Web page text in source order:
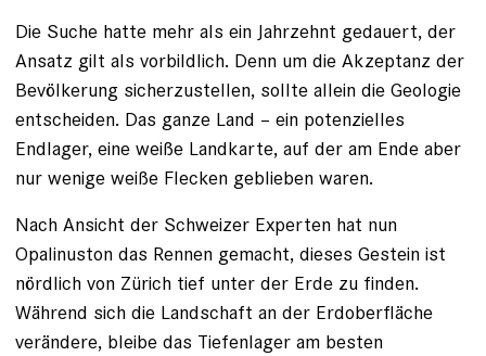
Die Suche hatte mehr als ein Jahrzehnt gedauert, der
Ansatz gilt als vorbildlich. Denn um die Akzeptanz der
Bevölkerung sicherzustellen, sollte allein die Geologie
entscheiden. Das ganze Land – ein potenzielles
Endlager, eine weiße Landkarte, auf der am Ende aber
nur wenige weiße Flecken geblieben waren.
Nach Ansicht der Schweizer Experten hat nun
Opalinuston das Rennen gemacht, dieses Gestein ist
nördlich von Zürich tief unter der Erde zu finden.
Während sich die Landschaft an der Erdoberfläche
verändere, bleibe das Tiefenlager am besten